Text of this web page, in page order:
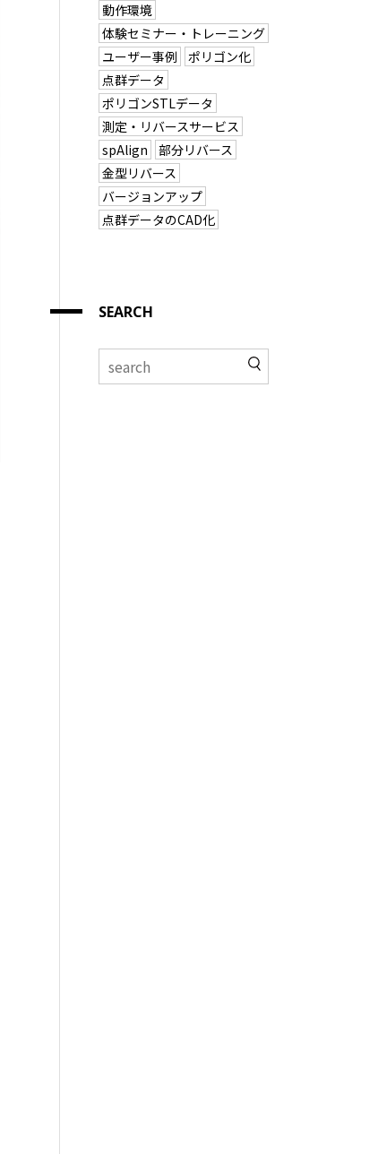
動作環境
体験セミナー・トレーニング
ユーザー事例
ポリゴン化
点群データ
ポリゴンSTLデータ
測定・リバースサービス
spAlign
部分リバース
金型リバース
バージョンアップ
点群データのCAD化
SEARCH